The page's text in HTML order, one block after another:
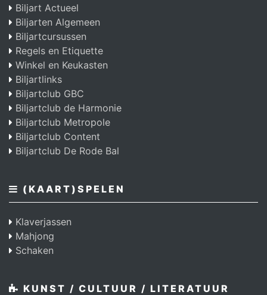
Biljart Actueel
Biljarten Algemeen
Biljartcursussen
Regels en Etiquette
Winkel en Keukasten
Biljartlinks
Biljartclub GBC
Biljartclub de Harmonie
Biljartclub Metropole
Biljartclub Content
Biljartclub De Rode Bal
(KAART)SPELEN
Klaverjassen
Mahjong
Schaken
KUNST / CULTUUR / LITERATUUR